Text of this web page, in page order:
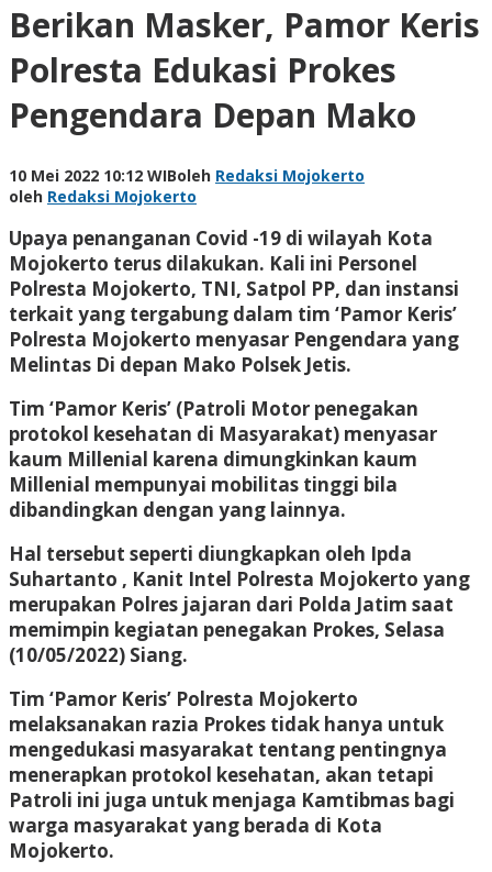
Berikan Masker, Pamor Keris
Polresta Edukasi Prokes
Pengendara Depan Mako
10 Mei 2022 10:12 WIBoleh Redaksi Mojokerto
oleh Redaksi Mojokerto
Upaya penanganan Covid -19 di wilayah Kota
Mojokerto terus dilakukan. Kali ini Personel
Polresta Mojokerto, TNI, Satpol PP, dan instansi
terkait yang tergabung dalam tim ‘Pamor Keris’
Polresta Mojokerto menyasar Pengendara yang
Melintas Di depan Mako Polsek Jetis.
Tim ‘Pamor Keris’ (Patroli Motor penegakan
protokol kesehatan di Masyarakat) menyasar
kaum Millenial karena dimungkinkan kaum
Millenial mempunyai mobilitas tinggi bila
dibandingkan dengan yang lainnya.
Hal tersebut seperti diungkapkan oleh Ipda
Suhartanto , Kanit Intel Polresta Mojokerto yang
merupakan Polres jajaran dari Polda Jatim saat
memimpin kegiatan penegakan Prokes, Selasa
(10/05/2022) Siang.
Tim ‘Pamor Keris’ Polresta Mojokerto
melaksanakan razia Prokes tidak hanya untuk
mengedukasi masyarakat tentang pentingnya
menerapkan protokol kesehatan, akan tetapi
Patroli ini juga untuk menjaga Kamtibmas bagi
warga masyarakat yang berada di Kota
Mojokerto.